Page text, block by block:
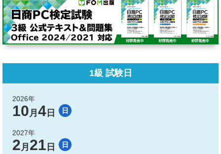
1級 試験日
2026年
10月 4 日 日
2027年
2月 21 日 日